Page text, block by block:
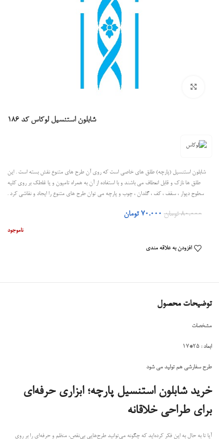
شابلون استنسیل لوکاس کد 186
شابلون استنسیل (پارچه) طلق های خاصی است که روی آن طرح های متنوع نقش بسته است . این
طلق ها نازک و قابل انعطاف می باشند و با استفاده از آن به همراه تامپون و یا غلطک بر روی کلیه
سطوح دیوار ، سقف ، کف ، گلدان ، چوب و پارچه می توان طرح های متنوع را ایجاد و نقاشی کرد .
80.000 تومان 70.000 تومان
ناموجود
افزودن به علاقه مندی
توضیحات محصول
مشخصات
ابعاد : 25*17
طرح سفارشی هم تولید می شود
خرید شابلون استنسیل پارچه؛ ابزاری حرفه‌ای
برای طراحی خلاقانه
آیا تا به حال به این فکر کرده‌اید که چگونه می‌توانید طرح‌هایی بی‌نقص، منظم و حرفه‌ای را بر روی